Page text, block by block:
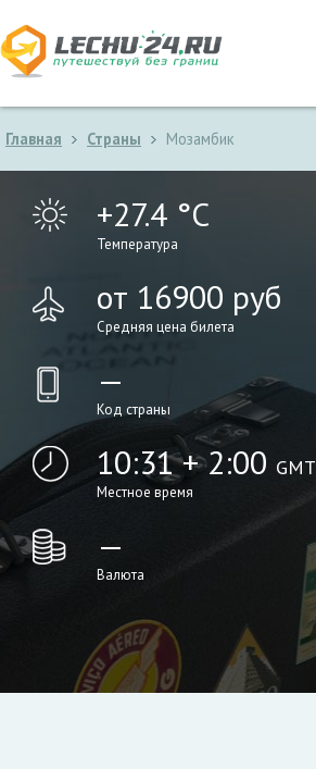
Главная Страны Мозамбик
+27.4 °C
Температура
от 16900 руб
Средняя цена билета
—
Код страны
10:31 + 2:00 GMT
Местное время
—
Валюта